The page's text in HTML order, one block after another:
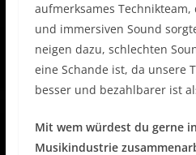
aufmerksames
und immersiven Sound
neigen dazu, schlechten
eine Schande ist, da unsere
besser und bezahlbarer ist
Mit wem würdest du gerne
Musikindustrie